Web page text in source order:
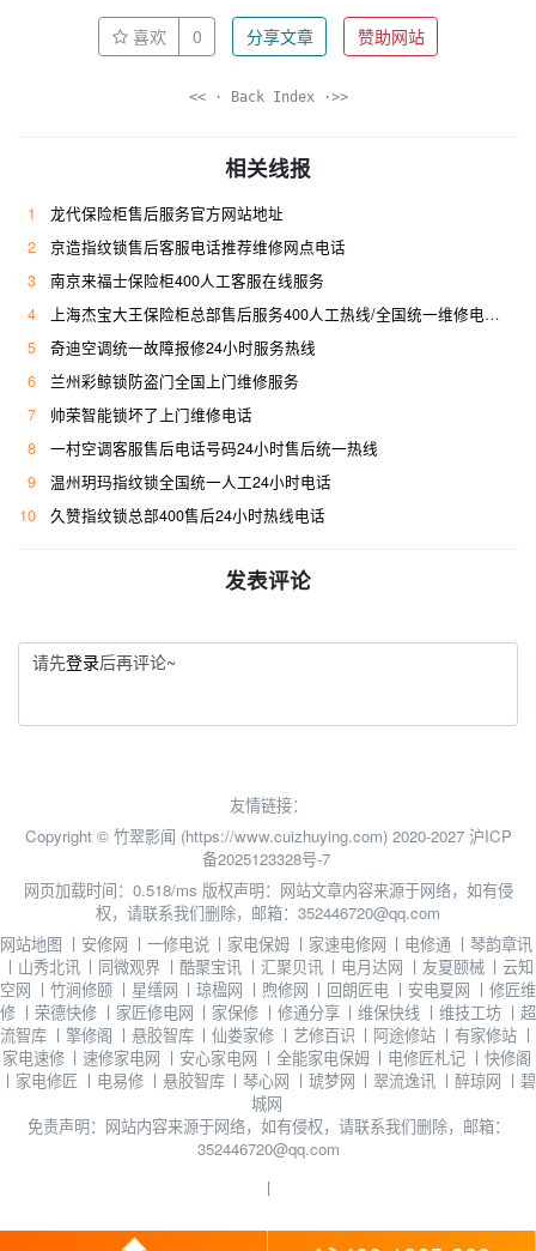
喜欢 0 分享文章 赞助网站
<< · Back Index ·>>
相关线报
1
龙代保险柜售后服务官方网站地址
2
京造指纹锁售后客服电话推荐维修网点电话
3
南京来福士保险柜400人工客服在线服务
4
上海杰宝大王保险柜总部售后服务400人工热线/全国统一维修电话是多少
5
奇迪空调统一故障报修24小时服务热线
6
兰州彩鲸锁防盗门全国上门维修服务
7
帅荣智能锁坏了上门维修电话
8
一村空调客服售后电话号码24小时售后统一热线
9
温州玥玛指纹锁全国统一人工24小时电话
10
久赞指纹锁总部400售后24小时热线电话
发表评论
请先登录后再评论~
友情链接：
Copyright © 竹翠影闻 (https://www.cuizhuying.com) 2020-2027 沪ICP
备2025123328号-7
网页加载时间：0.518/ms 版权声明：网站文章内容来源于网络，如有侵
权，请联系我们删除，邮箱：352446720@qq.com
网站地图 丨 安修网 丨 一修电说 丨 家电保姆 丨 家速电修网 丨 电修通 丨琴韵章讯
丨 山秀北讯 丨 同微观界 丨 酷聚宝讯 丨 汇聚贝讯 丨 电月达网 丨 友夏颐械 丨云知
空网 丨 竹涧修颐 丨 星缮网 丨琼楹网 丨 煦修网 丨 回朗匠电 丨 安电夏网 丨 修匠维
修 丨 荣德快修 丨 家匠修电网 丨 家保修 丨 修通分享 丨维保快线 丨维技工坊 丨 超
流智库 丨 擎修阁 丨 悬胶智库 丨仙娄家修 丨 艺修百识 丨 阿途修站 丨 有家修站 丨
家电速修 丨 速修家电网 丨 安心家电网 丨 全能家电保姆 丨 电修匠札记 丨 快修阁
丨 家电修匠 丨 电易修 丨 悬胶智库 丨琴心网 丨 琥梦网 丨翠流逸讯 丨醉琼网 丨 碧
城网
免责声明：网站内容来源于网络，如有侵权，请联系我们删除，邮箱：
352446720@qq.com
丨